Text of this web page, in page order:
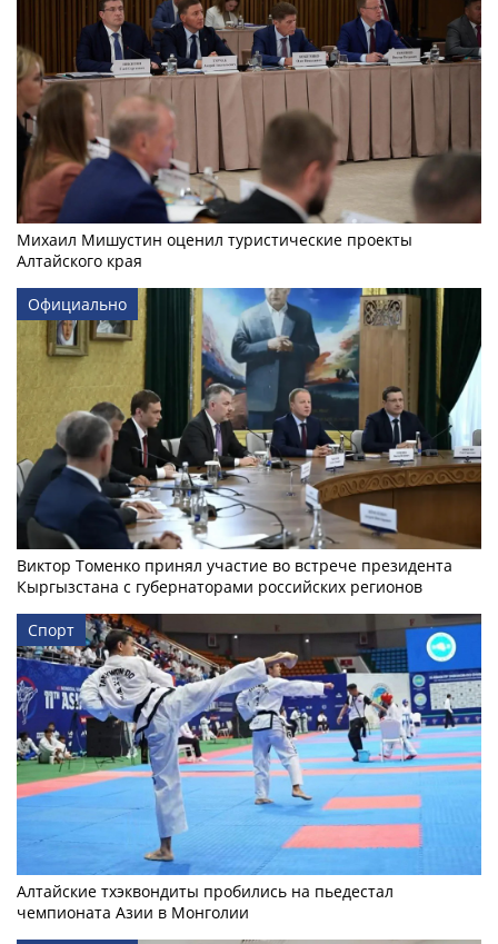
Михаил Мишустин оценил туристические проекты
Алтайского края
Официально
Виктор Томенко принял участие во встрече президента
Кыргызстана с губернаторами российских регионов
Спорт
Алтайские тхэквондиты пробились на пьедестал
чемпионата Азии в Монголии